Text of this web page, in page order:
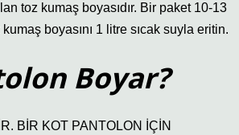
toz kumaş boyasıdır. Bir paket 10-13
boyasını 1 litre sıcak suyla eritin.
Boyar?
BİR KOT PANTOLON İÇİN